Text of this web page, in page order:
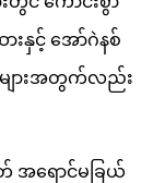
းနှင့် အော်ဂဲနစ်
ည်များအတွက်လည်း
အရောင်မခြယ်